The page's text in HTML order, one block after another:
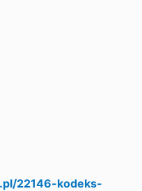
22146-kodeks-